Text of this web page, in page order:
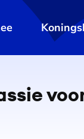
vereist jouw